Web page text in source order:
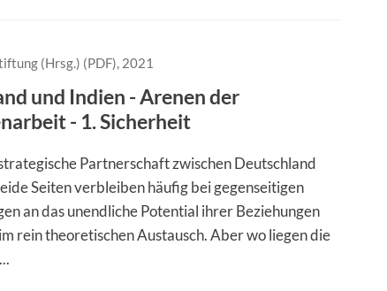
(Hrsg.) (PDF), 2021
und Indien - Arenen der
- 1. Sicherheit
Partnerschaft zwischen Deutschland
Seiten verbleiben häufig bei gegenseitigen
an das unendliche Potential ihrer Beziehungen
rein theoretischen Austausch. Aber wo liegen die